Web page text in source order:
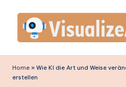
content
is
u
Home » Wie KI die Art und Weise
erstellen